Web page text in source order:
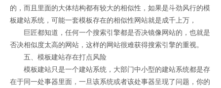
的，而且里面的大体结构都有较大的相似性，如果是斗劲风行的模
板建站系统，可能一套模板存在的相似性网站就是成千上万，
巨匠都知道，任何一个搜索引擎都是否决镜像网站的，也就是
否决相似度太高的网站，这样的网站很难获得搜索引擎的重视。
五、模板建站存在打点风险
模板建站只是一个建站系统，大部门中小型的建站系统都是存
在于同一处事器里面，一旦该系统或者该处事器呈现了问题，你的